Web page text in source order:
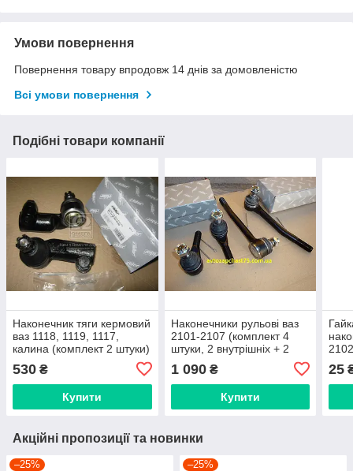
Умови повернення
Повернення товару впродовж 14 днів за домовленістю
Всі умови повернення
Подібні товари компанії
Наконечник тяги кермовий
ваз 1118, 1119, 1117,
калина (комплект 2 штуки)
530 ₴
Купити
Наконечники рульові ваз
2101-2107 (комплект 4
штуки, 2 внутрішніх + 2
наружніх) Rider, Угорщина
1 090₴
Купити
25
Акційні пропозиції та новинки
–25% –25%